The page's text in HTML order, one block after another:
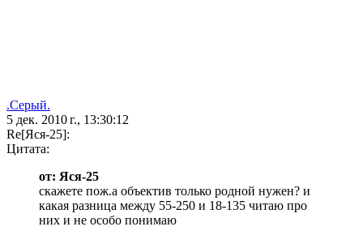
.Серый.
5 дек. 2010 г., 13:30:12
Re[Яся-25]:
Цитата:
от: Яся-25
скажете пож.а объектив только родной нужен? и
какая разница между 55-250 и 18-135 читаю про
них и не особо понимаю